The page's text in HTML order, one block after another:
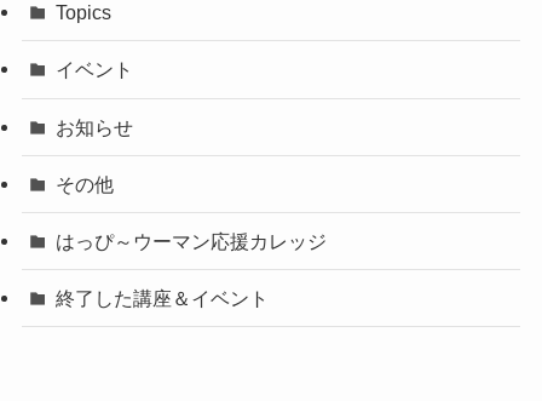
Topics
イベント
お知らせ
その他
はっぴ～ウーマン応援カレッジ
終了した講座＆イベント